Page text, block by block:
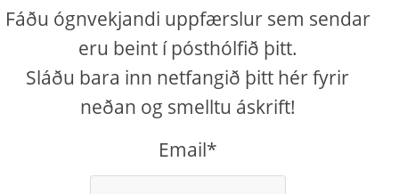
Fáðu ógnvekjandi uppfærslur sem sendar
eru beint í pósthólfið þitt.
Sláðu bara inn netfangið þitt hér fyrir
neðan og smelltu áskrift!
Email*